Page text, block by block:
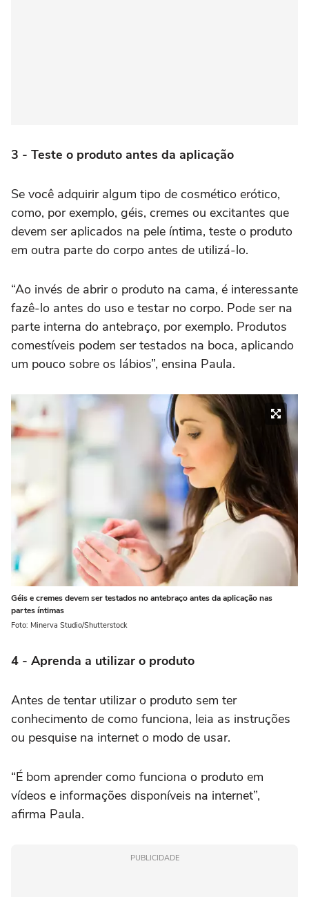
3 - Teste o produto antes da aplicação
Se você adquirir algum tipo de cosmético erótico,
como, por exemplo, géis, cremes ou excitantes que
devem ser aplicados na pele íntima, teste o produto
em outra parte do corpo antes de utilizá-lo.
“Ao invés de abrir o produto na cama, é interessante
fazê-lo antes do uso e testar no corpo. Pode ser na
parte interna do antebraço, por exemplo. Produtos
comestíveis podem ser testados na boca, aplicando
um pouco sobre os lábios”, ensina Paula.
Géis e cremes devem ser testados no antebraço antes da aplicação nas
partes íntimas
Foto: Minerva Studio/Shutterstock
4 - Aprenda a utilizar o produto
Antes de tentar utilizar o produto sem ter
conhecimento de como funciona, leia as instruções
ou pesquise na internet o modo de usar.
“É bom aprender como funciona o produto em
vídeos e informações disponíveis na internet”,
afirma Paula.
PUBLICIDADE